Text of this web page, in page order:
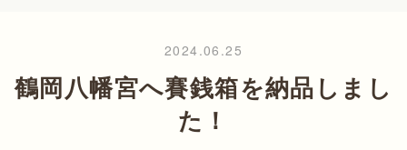
2024.06.25
鶴岡八幡宮へ賽銭箱を納品しまし
た！